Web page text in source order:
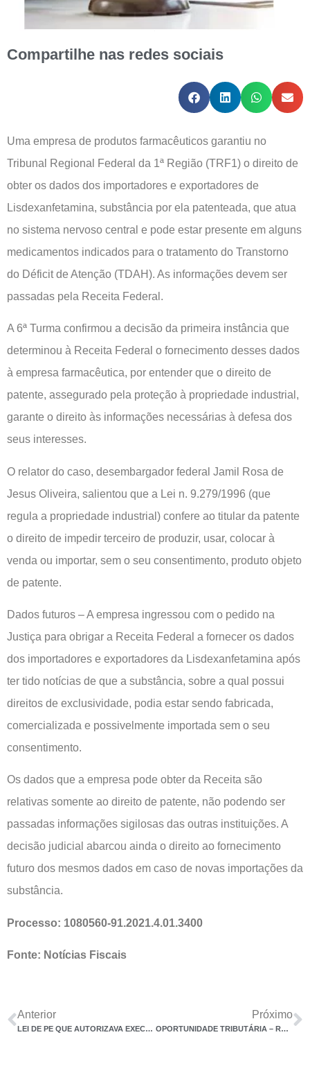
Compartilhe nas redes sociais
Uma empresa de produtos farmacêuticos garantiu no
Tribunal Regional Federal da 1ª Região (TRF1) o direito de
obter os dados dos importadores e exportadores de
Lisdexanfetamina, substância por ela patenteada, que atua
no sistema nervoso central e pode estar presente em alguns
medicamentos indicados para o tratamento do Transtorno
do Déficit de Atenção (TDAH). As informações devem ser
passadas pela Receita Federal.
A 6ª Turma confirmou a decisão da primeira instância que
determinou à Receita Federal o fornecimento desses dados
à empresa farmacêutica, por entender que o direito de
patente, assegurado pela proteção à propriedade industrial,
garante o direito às informações necessárias à defesa dos
seus interesses.
O relator do caso, desembargador federal Jamil Rosa de
Jesus Oliveira, salientou que a Lei n. 9.279/1996 (que
regula a propriedade industrial) confere ao titular da patente
o direito de impedir terceiro de produzir, usar, colocar à
venda ou importar, sem o seu consentimento, produto objeto
de patente.
Dados futuros – A empresa ingressou com o pedido na
Justiça para obrigar a Receita Federal a fornecer os dados
dos importadores e exportadores da Lisdexanfetamina após
ter tido notícias de que a substância, sobre a qual possui
direitos de exclusividade, podia estar sendo fabricada,
comercializada e possivelmente importada sem o seu
consentimento.
Os dados que a empresa pode obter da Receita são
relativas somente ao direito de patente, não podendo ser
passadas informações sigilosas das outras instituições. A
decisão judicial abarcou ainda o direito ao fornecimento
futuro dos mesmos dados em caso de novas importações da
substância.
Processo: 1080560-91.2021.4.01.3400
Fonte: Notícias Fiscais
Anterior
LEI DE PE QUE AUTORIZAVA EXECUTIVO A USAR DEPÓSITOS JUDICIAIS É INCONSTITUCIONAL
Próximo
OPORTUNIDADE TRIBUTÁRIA – RECUPERAÇÃO DE PIS E COFINS SOBRE DESCONTOS E E/OU BONIFICAÇÕES NO PAGAMENTO DE PASSIVOS FINANCEIROS E TRIBUTÁRIOS